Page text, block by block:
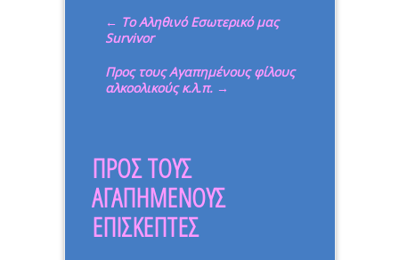
← Το Αληθινό Εσωτερικό μας
Survivor
Προς τους Αγαπημένους φίλους
αλκοολικούς κ.λ.π. →
ΠΡΟΣ ΤΟΥΣ
ΑΓΑΠΗΜΕΝΟΥΣ
ΕΠΙΣΚΕΠΤΕΣ